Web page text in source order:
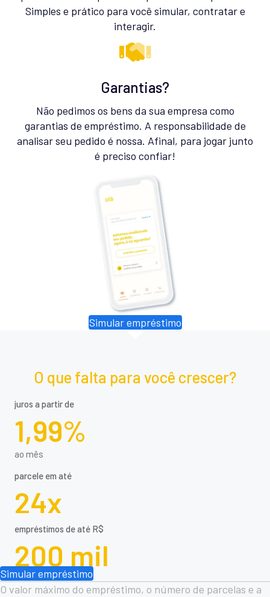
Simples e prático para você simular, contratar e
interagir.
Garantias?
Não pedimos os bens da sua empresa como
garantias de empréstimo. A responsabilidade de
analisar seu pedido é nossa. Afinal, para jogar junto
é preciso confiar!
Simular empréstimo
O que falta para você crescer?
juros a partir de
1,99%
ao mês
parcele em até
24x
empréstimos de até R$
200 mil
Simular empréstimo
O valor máximo do empréstimo, o número de parcelas e a